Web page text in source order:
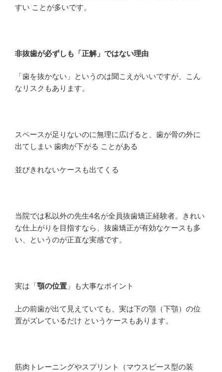
すい ことが多いです。
非抜歯が必ずしも「正解」ではない理由
「歯を抜かない」というのは聞こえがいいですが、こん
なリスクもあります。
スペースが足りないのに無理に広げると、歯が骨の外に
出てしまい 歯肉が下がる ことがある
並びきれないケースも出てくる
当院では私以外の先生4名が全員抜歯矯正経験者。きれい
な仕上がりを目指すなら、抜歯矯正が有効なケースも多
い、というのが正直な実感です。
実は「顎の位置 」も大事なポイント
上の前歯が出て見えていても、実は下の顎（下顎）の位
置がズレているだけ というケースもあります。
筋肉トレーニングやスプリント（マウスピース型の装